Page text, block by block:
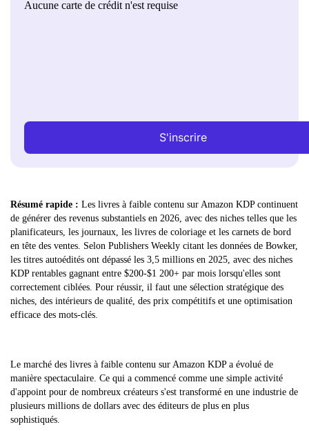
Aucune carte de crédit n'est requise
S'inscrire
Résumé rapide : Les livres à faible contenu sur Amazon KDP continuent
de générer des revenus substantiels en 2026, avec des niches telles que les
planificateurs, les journaux, les livres de coloriage et les carnets de bord
en tête des ventes. Selon Publishers Weekly citant les données de Bowker,
les titres autoédités ont dépassé les 3,5 millions en 2025, avec des niches
KDP rentables gagnant entre $200-$1 200+ par mois lorsqu'elles sont
correctement ciblées. Pour réussir, il faut une sélection stratégique des
niches, des intérieurs de qualité, des prix compétitifs et une optimisation
efficace des mots-clés.
Le marché des livres à faible contenu sur Amazon KDP a évolué de
manière spectaculaire. Ce qui a commencé comme une simple activité
d'appoint pour de nombreux créateurs s'est transformé en une industrie de
plusieurs millions de dollars avec des éditeurs de plus en plus
sophistiqués.